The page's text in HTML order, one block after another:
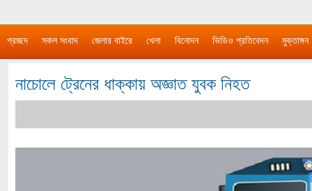
প্রচ্ছদ সকল সংবাদ জেলার বাইরে খেলা বিনোদন ভিডিও প্রতিবেদন মুক্তাঙ্গন
নাচোলে ট্রেনের ধাক্কায় অজ্ঞাত যুবক নিহত